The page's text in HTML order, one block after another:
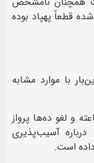
قطعاً پهپاد بوده
با موارد مشابه
و لغو ده‌ها پرواز
آسیب‌پذیری
است.